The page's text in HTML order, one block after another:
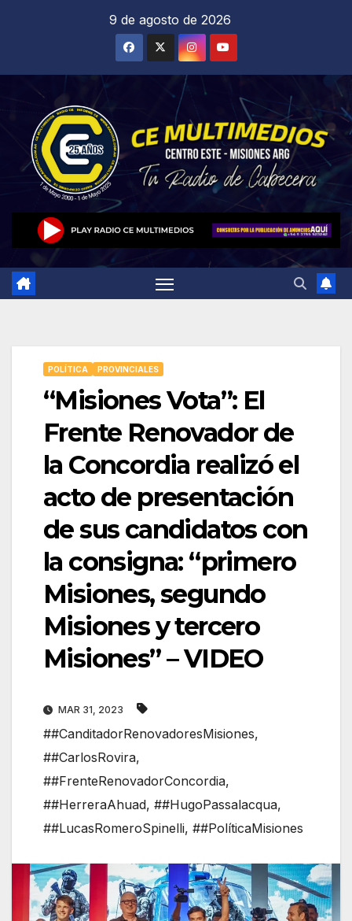
9 de agosto de 2026
POLÍTICA PROVINCIALES
“Misiones Vota”: El
Frente Renovador de
la Concordia realizó el
acto de presentación
de sus candidatos con
la consigna: “primero
Misiones, segundo
Misiones y tercero
Misiones” – VIDEO
MAR 31, 2023
##CanditadorRenovadoresMisiones,
##CarlosRovira,
##FrenteRenovadorConcordia,
##HerreraAhuad, ##HugoPassalacqua,
##LucasRomeroSpinelli, ##PolíticaMisiones